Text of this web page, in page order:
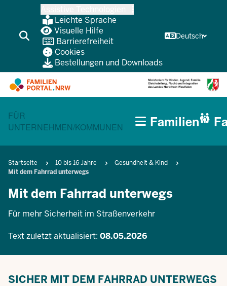
wechseln
Leichte Sprache
Visuelle Hilfe
Barrierefreiheit
Cookies
Bestellungen und Downloads
Deutsch
CURRENT SECTION FÜR FAMILIEN
FÜR
UNTERNEHMEN/KOMMUNEN (BÜRGERBEREICH
Familien
Pfadnavigation
Startseite 10 bis 16 Jahre
Gesundheit & Kind
Mit dem Fahrrad unterwegs
Mit dem Fahrrad unterwegs
Für mehr Sicherheit im Straßenverkehr
Text zuletzt aktualisiert: 08.05.2026
SICHER MIT DEM FAHRRAD UNTERWEGS